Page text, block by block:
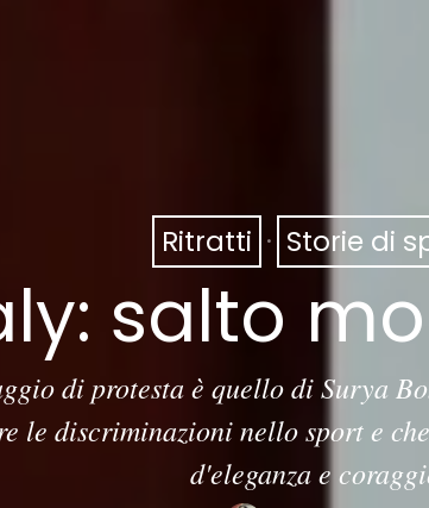
Ritratti · Storie di
salto
di protesta è quello di Surya
le discriminazioni nello sport e
d'eleganza e